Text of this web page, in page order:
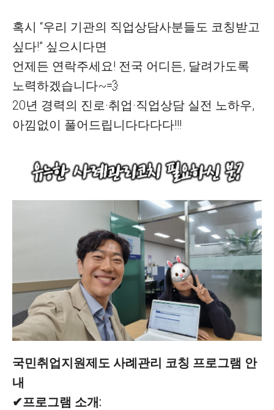
혹시 “우리 기관의 직업상담사분들도 코칭받고
싶다!” 싶으시다면
언제든 연락주세요! 전국 어디든, 달려가도록
노력하겠습니다~💨
20년 경력의 진로·취업·직업상담 실전 노하우,
아낌없이 풀어드립니다다다다!!!
국민취업지원제도 사례관리 코칭 프로그램 안
내
✔프로그램 소개: